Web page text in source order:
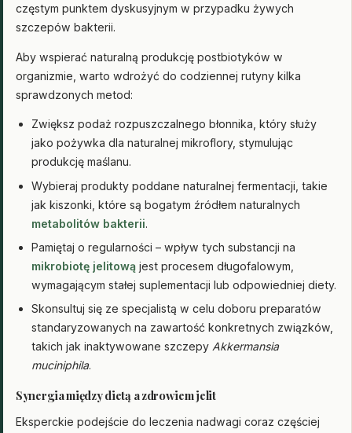
częstym punktem dyskusyjnym w przypadku żywych
szczepów bakterii.
Aby wspierać naturalną produkcję postbiotyków w
organizmie, warto wdrożyć do codziennej rutyny kilka
sprawdzonych metod:
Zwiększ podaż rozpuszczalnego błonnika, który służy
jako pożywka dla naturalnej mikroflory, stymulując
produkcję maślanu.
Wybieraj produkty poddane naturalnej fermentacji, takie
jak kiszonki, które są bogatym źródłem naturalnych
metabolitów bakterii.
Pamiętaj o regularności – wpływ tych substancji na
mikrobiotę jelitową jest procesem długofalowym,
wymagającym stałej suplementacji lub odpowiedniej diety.
Skonsultuj się ze specjalistą w celu doboru preparatów
standaryzowanych na zawartość konkretnych związków,
takich jak inaktywowane szczepy Akkermansia
muciniphila.
Synergia między dietą a zdrowiem jelit
Eksperckie podejście do leczenia nadwagi coraz częściej